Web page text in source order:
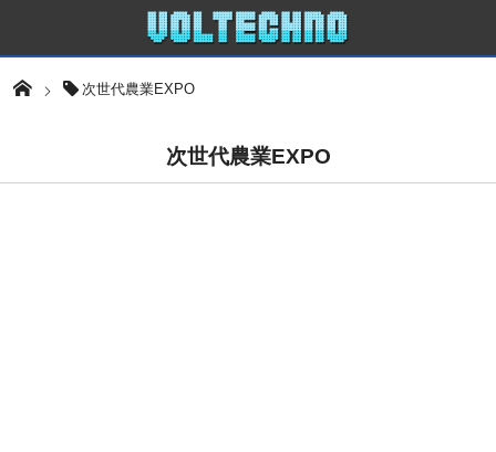
次世代農業EXPO
次世代農業EXPO